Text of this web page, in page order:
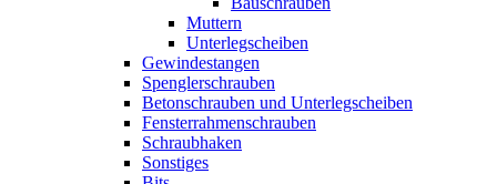
Muttern
Unterlegscheiben
Gewindestangen
Spenglerschrauben
Betonschrauben und Unterlegscheiben
Fensterrahmenschrauben
Schraubhaken
Sonstiges